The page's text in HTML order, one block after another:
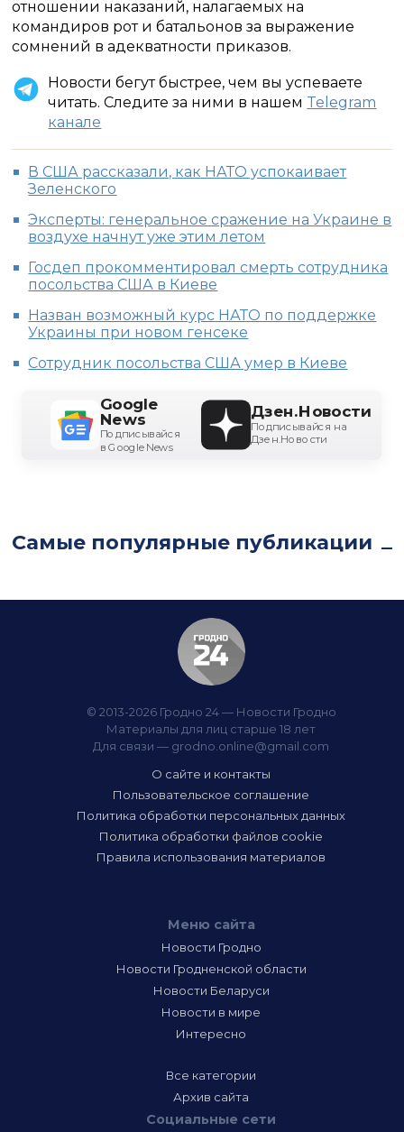
отношении наказаний, налагаемых на
командиров рот и батальонов за выражение
сомнений в адекватности приказов.
Новости бегут быстрее, чем вы успеваете
читать. Следите за ними в нашем Telegram
канале
В США рассказали, как НАТО успокаивает
Зеленского
Эксперты: генеральное сражение на Украине в
воздухе начнут уже этим летом
Госдеп прокомментировал смерть сотрудника
посольства США в Киеве
Назван возможный курс НАТО по поддержке
Украины при новом генсеке
Сотрудник посольства США умер в Киеве
Google
News
Подписывайся
в Google News
Дзен.Новости
Подписывайся на
Дзен.Новости
Самые популярные публикации
© 2013-2026 Гродно 24 — Новости Гродно
Материалы для лиц старше 18 лет
Для связи — grodno.online@gmail.com
О сайте и контакты
Пользовательское соглашение
Политика обработки персональных данных
Политика обработки файлов cookie
Правила использования материалов
Меню сайта
Новости Гродно
Новости Гродненской области
Новости Беларуси
Новости в мире
Интересно
Все категории
Архив сайта
Социальные сети